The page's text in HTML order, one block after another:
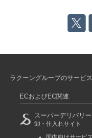
ラクーングループのサービス
ECおよびEC関連
スーパーデリバリー
卸・仕入れサイト